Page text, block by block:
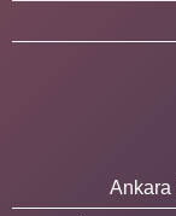
Ankara